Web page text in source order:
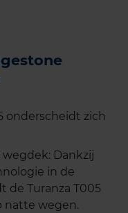
onderscheidt zich
Dankzij
in de
de Turanza T005
natte wegen.